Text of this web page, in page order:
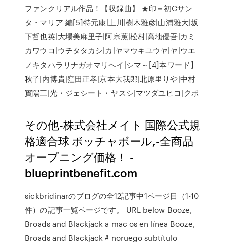
ファンクリアル作品！【収録曲】 ★印＝初Cサン
タ・マリア 編[5]特元康|上川|樹木雅彦|山浦雅大|坂
下哲也英|大場美麻里子|阿宗薫|松村|高地優吾|カミ
カワウコ|ウチタタカシ|カ|ヤマウキユウヤ|ヤ|ウエ
ノキタハラリナガオマリヘイ|シマ～[4]本ワード】
秋子|内博貴|窪田正孝|京本大我郎|北原里りや|中村
實陽三|光・ジェシート・ヤスシ|マツダユヒコ|クボ
その他-株式会社メイト 国際公式規
格適合球 ボッチャボール,-全商品
オープニング価格！ -
blueprintbenefit.com
sickbridinarのブログの全12記事中1ページ目（1-10
件）の記事一覧ページです。 URL below Booze,
Broads and Blackjack a mac os en línea Booze,
Broads and Blackjack # noruego subtítulo